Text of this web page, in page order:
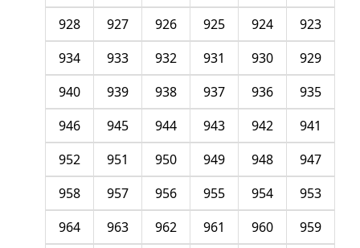
923
924
925
926
927
928
929
930
931
932
933
934
935
936
937
938
939
940
941
942
943
944
945
946
947
948
949
950
951
952
953
954
955
956
957
958
959
960
961
962
963
964